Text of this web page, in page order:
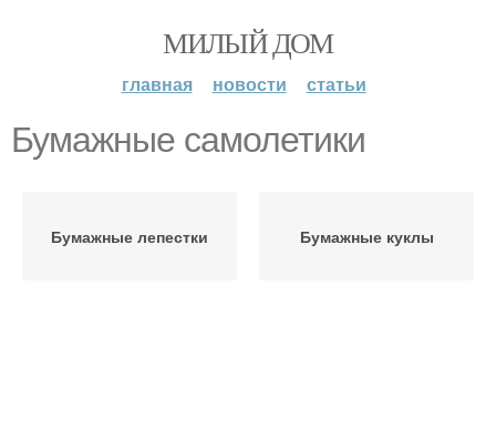
МИЛЫЙ ДОМ
главная новости статьи
Бумажные самолетики
Бумажные лепестки Бумажные куклы